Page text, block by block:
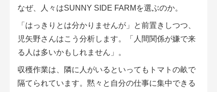
なぜ、人々はSUNNY SIDE FARMを選ぶのか。
「はっきりとは分かりませんが」と前置きしつつ、
児矢野さんはこう分析します。「人間関係が嫌で来
る人は多いかもしれません」。
収穫作業は、隣に人がいるといってもトマトの畝で
隔てられています。黙々と自分の仕事に集中できる